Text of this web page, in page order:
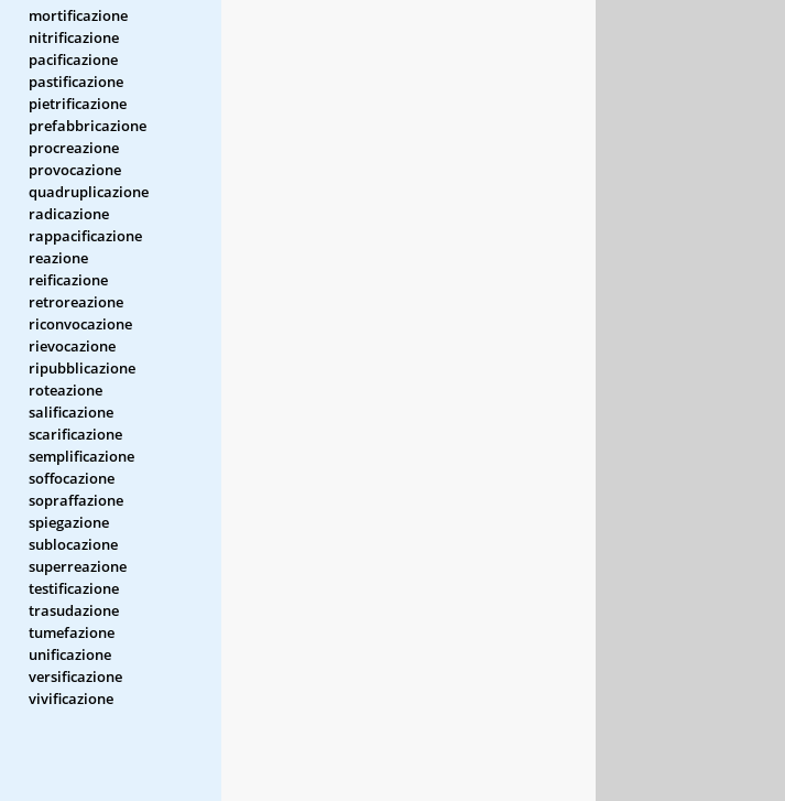
mortificazione
nitrificazione
pacificazione
pastificazione
pietrificazione
prefabbricazione
procreazione
provocazione
quadruplicazione
radicazione
rappacificazione
reazione
reificazione
retroreazione
riconvocazione
rievocazione
ripubblicazione
roteazione
salificazione
scarificazione
semplificazione
soffocazione
sopraffazione
spiegazione
sublocazione
superreazione
testificazione
trasudazione
tumefazione
unificazione
versificazione
vivificazione